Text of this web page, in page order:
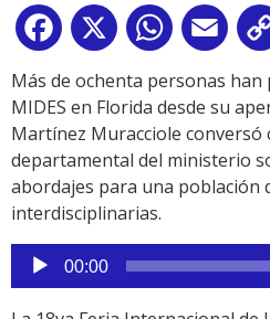
Facebook
X WhatsApp
Más de ochenta personas
MIDES en Florida desde su
Martínez Muracciole conversó
departamental del ministerio
abordajes para una población
interdisciplinarias.
Reproductor
de
audio
00:00